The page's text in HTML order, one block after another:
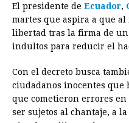
c
e
b
o
k
s
s
e
g
e
a
t
s
p
p
e
El presidente de Ecuador,
martes que aspira a que al
libertad tras la firma de
indultos para reducir el
Con el decreto busca
ciudadanos inocentes que
que cometieron errores
ser sujetos al chantaje, a